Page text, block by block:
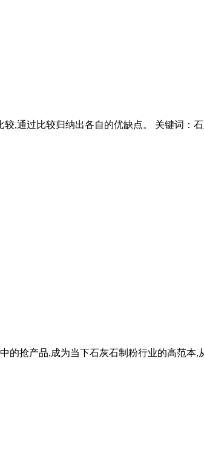
,通过比较归纳出各自的优缺点。 关键词：
抢产品,成为当下石灰石制粉行业的高范本,